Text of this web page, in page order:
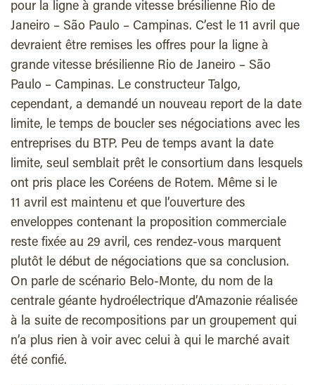
pour la ligne à grande vitesse brésilienne Rio de
Janeiro – São Paulo – Campinas. C’est le 11 avril que
devraient être remises les offres pour la ligne à
grande vitesse brésilienne Rio de Janeiro – São
Paulo – Campinas. Le constructeur Talgo,
cependant, a demandé un nouveau report de la date
limite, le temps de boucler ses négociations avec les
entreprises du BTP. Peu de temps avant la date
limite, seul semblait prêt le consortium dans lesquels
ont pris place les Coréens de Rotem. Même si le
11 avril est maintenu et que l’ouverture des
enveloppes contenant la proposition commerciale
reste fixée au 29 avril, ces rendez-vous marquent
plutôt le début de négociations que sa conclusion.
On parle de scénario Belo-Monte, du nom de la
centrale géante hydroélectrique d’Amazonie réalisée
à la suite de recompositions par un groupement qui
n’a plus rien à voir avec celui à qui le marché avait
été confié.